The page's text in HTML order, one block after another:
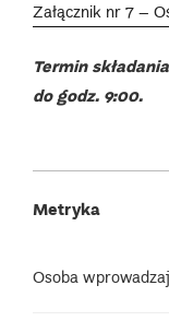
Załącznik nr 7 –
Termin
do godz. 9:00.
Metryka
Osoba